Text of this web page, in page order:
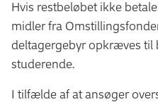
Hvis restbeløbet ikke
midler fra
deltagergebyr opkræves til
studerende.
I tilfælde af at ansøger